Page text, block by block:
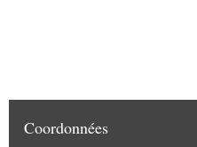
Coordonnées